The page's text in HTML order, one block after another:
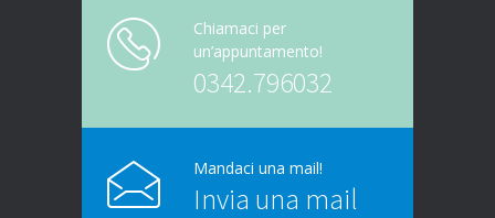
Chiamaci per
un’appuntamento!
0342.796032
Mandaci una mail!
Invia una mail